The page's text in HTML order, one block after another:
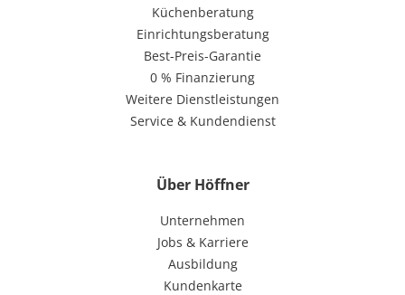
Küchenberatung
Einrichtungsberatung
Best-Preis-Garantie
0 % Finanzierung
Weitere Dienstleistungen
Service & Kundendienst
Über Höffner
Unternehmen
Jobs & Karriere
Ausbildung
Kundenkarte